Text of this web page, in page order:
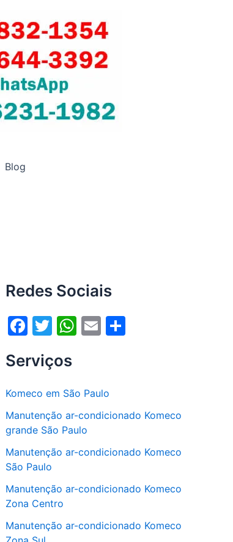
Blog
Redes Sociais
F
c
b
o
o
k
T
itt
er
W
s
A
p
E
l
Serviços
Komeco em São Paulo
Manutenção ar-condicionado Komeco
grande São Paulo
Manutenção ar-condicionado Komeco
São Paulo
Manutenção ar-condicionado Komeco
Zona Centro
Manutenção ar-condicionado Komeco